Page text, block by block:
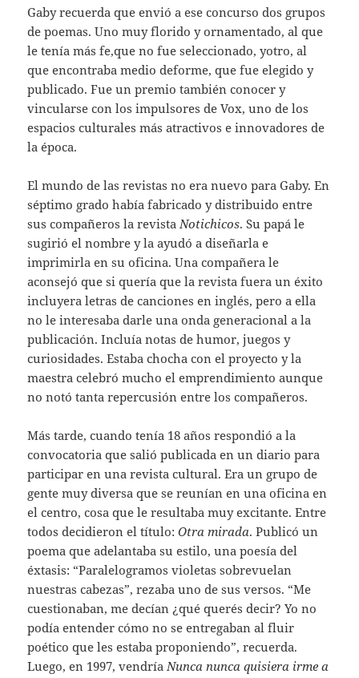
Gaby recuerda que envió a ese concurso dos grupos
de poemas. Uno muy florido y ornamentado, al que
le tenía más fe,que no fue seleccionado, yotro, al
que encontraba medio deforme, que fue elegido y
publicado. Fue un premio también conocer y
vincularse con los impulsores de Vox, uno de los
espacios culturales más atractivos e innovadores de
la época.
El mundo de las revistas no era nuevo para Gaby. En
séptimo grado había fabricado y distribuido entre
sus compañeros la revistaNotichicos. Su papá le
sugirió el nombre y la ayudó a diseñarla e
imprimirla en su oficina. Una compañera le
aconsejó que si quería que la revista fuera un éxito
incluyera letras de canciones en inglés, pero a ella
no le interesaba darle una onda generacional a la
publicación. Incluía notas de humor, juegos y
curiosidades. Estaba chocha con el proyecto y la
maestra celebró mucho el emprendimiento aunque
no notó tanta repercusión entre los compañeros.
Más tarde, cuando tenía 18 años respondió a la
convocatoria que salió publicada en un diario para
participar en una revista cultural. Era un grupo de
gente muy diversa que se reunían en una oficina en
el centro, cosa que le resultaba muy excitante. Entre
todos decidieron el título:Otra mirada. Publicó un
poema que adelantaba su estilo, una poesía del
éxtasis: “Paralelogramos violetas sobrevuelan
nuestras cabezas”, rezaba uno de sus versos. “Me
cuestionaban, me decían ¿qué querés decir? Yo no
podía entender cómo no se entregaban al fluir
poético que les estaba proponiendo”, recuerda.
Luego, en 1997, vendríaNunca nunca quisiera irme a